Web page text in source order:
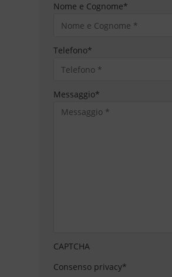
Nome e Cognome*
Telefono*
Messaggio*
CAPTCHA
Consenso privacy*